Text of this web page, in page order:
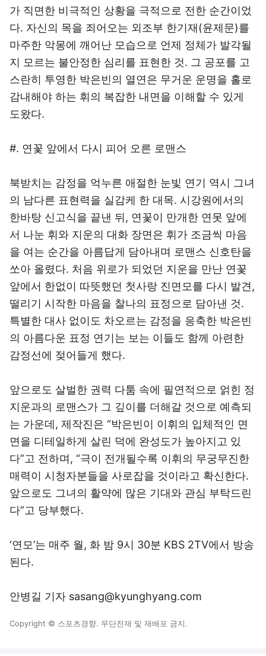
가 직면한 비극적인 상황을 극적으로 전한 순간이었
다. 자신의 목을 죄어오는 외조부 한기재(윤제문)를
마주한 악몽에 깨어난 모습으로 언제 정체가 발각될
지 모르는 불안정한 심리를 표현한 것. 그 공포를 고
스란히 투영한 박은빈의 열연은 무거운 운명을 홀로
감내해야 하는 휘의 복잡한 내면을 이해할 수 있게
도왔다.
#. 연꽃 앞에서 다시 피어 오른 로맨스
북받치는 감정을 억누른 애절한 눈빛 연기 역시 그녀
의 남다른 표현력을 실감케 한 대목. 시강원에서의
한바탕 신고식을 끝낸 뒤, 연꽃이 만개한 연못 앞에
서 나눈 휘와 지운의 대화 장면은 휘가 조금씩 마음
을 여는 순간을 아름답게 담아내며 로맨스 신호탄을
쏘아 올렸다. 처음 위로가 되었던 지운을 만난 연꽃
앞에서 한없이 따뜻했던 첫사랑 진면모를 다시 발견,
떨리기 시작한 마음을 찰나의 표정으로 담아낸 것.
특별한 대사 없이도 차오르는 감정을 응축한 박은빈
의 아름다운 표정 연기는 보는 이들도 함께 아련한
감정선에 젖어들게 했다.
앞으로도 살벌한 권력 다툼 속에 필연적으로 얽힌 정
지운과의 로맨스가 그 깊이를 더해갈 것으로 예측되
는 가운데, 제작진은 “박은빈이 이휘의 입체적인 면
면을 디테일하게 살린 덕에 완성도가 높아지고 있
다”고 전하며, “극이 전개될수록 이휘의 무궁무진한
매력이 시청자분들을 사로잡을 것이라고 확신한다.
앞으로도 그녀의 활약에 많은 기대와 관심 부탁드린
다”고 당부했다.
‘연모’는 매주 월, 화 밤 9시 30분 KBS 2TV에서 방송
된다.
안병길 기자 sasang@kyunghyang.com
Copyright © 스포츠경향. 무단전재 및 재배포 금지.